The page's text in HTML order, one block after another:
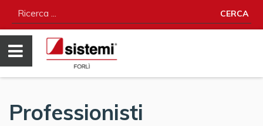
CERCA
Professionisti